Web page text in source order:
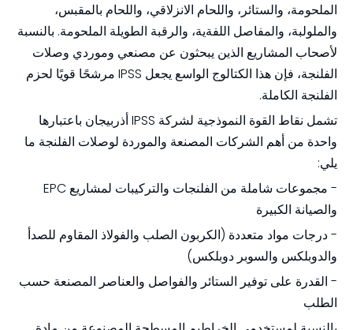
الملحومة، والستائر، واللحام الانزلاقي، واللحام بالمقبس،
والملولبة، والمفاصل اللفةية، والرقبة الطويلة الملحومة. بالنسبة
لأصحاب المشاريع الذين يبحثون عن مصنعي وموردي وصلات
الفلنجة، فإن هذا الكتالوج الواسع يجعل IPSS مرشحًا قويًا لحزم
الفلنجة الكاملة.
تشمل نقاط القوة النموذجية لشركة IPSS أذربيجان باعتبارها
واحدة من أهم الشركات المصنعة والموردة لوصلات الفلنجة ما
يلي:
- مجموعات شاملة من الفلنجات والتركيبات لمشاريع EPC
والصيانة الكبيرة
- درجات مواد متعددة (الكربون الصلب والفولاذ المقاوم للصدأ
والدوبلكس والسوبر دوبلكس)
- القدرة على توفير الستائر والفواصل والعناصر المصنعة حسب
الطلب